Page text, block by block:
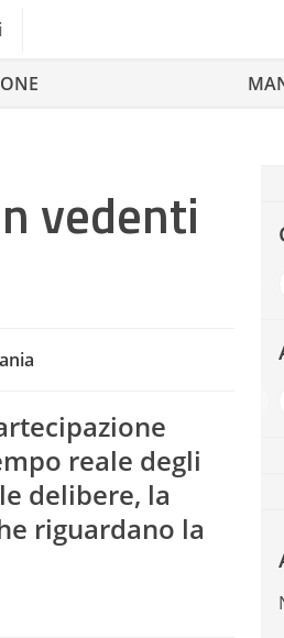
vedenti
reale degli
delibere, la
riguardano la